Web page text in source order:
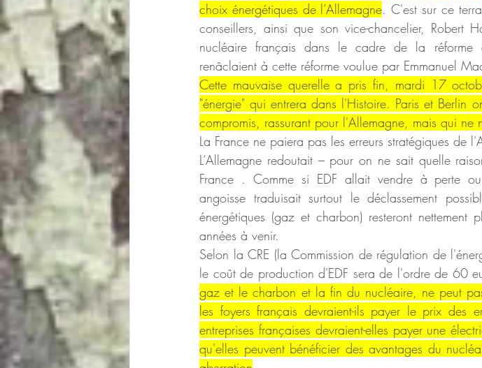
choix énergétiques de l’Allemagne. C'est sur ce
conseillers, ainsi que son vice-chancelier, Robert
nucléaire français dans le cadre de la réforme
renâclaient à cette réforme voulue par Emmanuel
Cette mauvaise querelle a pris fin, mardi 17
"énergie" qui entrera dans l'Histoire. Paris et Berlin
compromis, rassurant pour l'Allemagne, mais qui ne
La France ne paiera pas les erreurs stratégiques de
L’Allemagne redoutait – pour on ne sait quelle
France . Comme si EDF allait vendre à perte
angoisse traduisait surtout le déclassement
énergétiques (gaz et charbon) resteront
années à venir.
Selon la CRE (la Commission de régulation de
le coût de production d'EDF sera de l'ordre de 60
gaz et le charbon et la fin du nucléaire, ne peut
les foyers français devraient-ils payer le prix des
entreprises françaises devraient-elles payer une
qu'elles peuvent bénéficier des avantages du